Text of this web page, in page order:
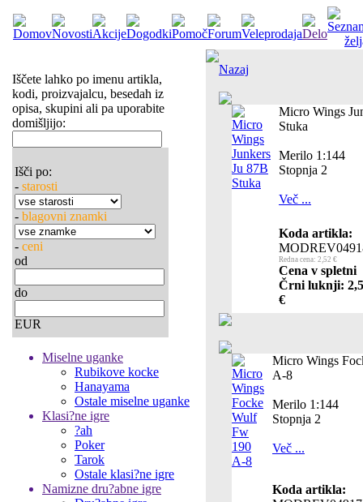
Iščete lahko po imenu artikla,
kodi, proizvajalcu, besedah iz
opisa, skupini ali pa uporabite
domišljijo:
Išči po:
- starosti
- blagovni znamki
- ceni
od
do
EUR
Miselne uganke
Rubikove kocke
Hanayama
Ostale miselne uganke
Klasi?ne igre
?ah
Poker
Tarok
Ostale klasi?ne igre
Namizne dru?abne igre
Nazaj
Micro Wings
Stuka
Merilo 1:144
Stopnja 2
Več ...
Koda artikla:
Redna cena: 2,52 €
Cena v spletni
Črni luknji:
€
Micro Wings
A-8
Merilo 1:144
Stopnja 2
Več ...
Koda artikla: